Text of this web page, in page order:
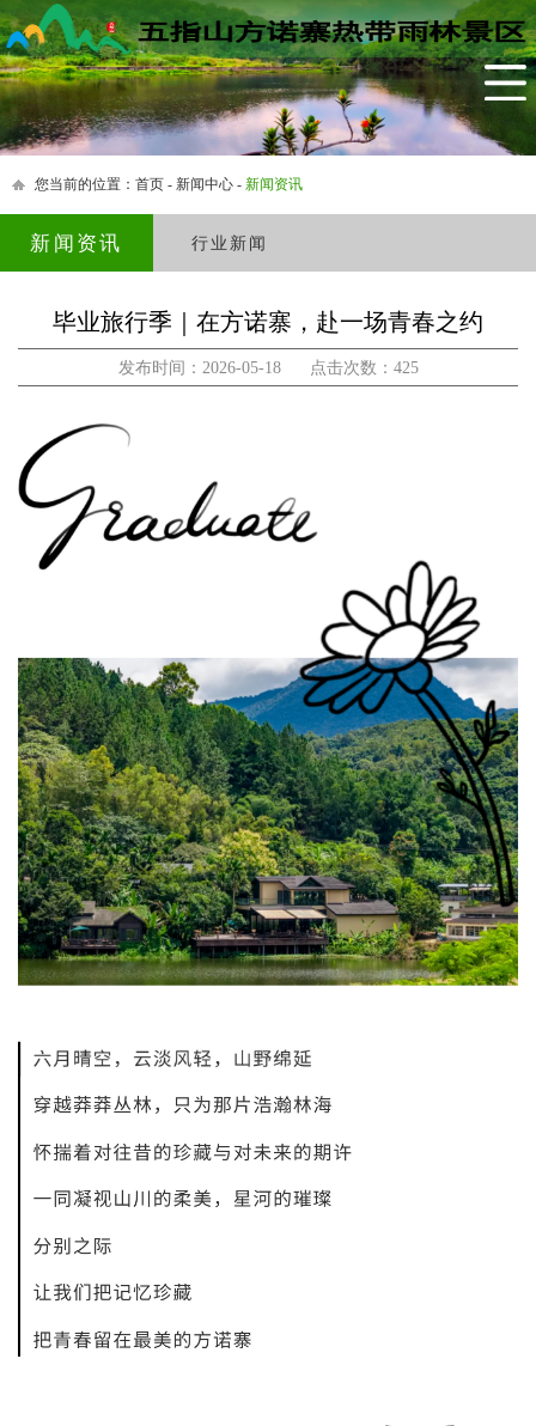
网站首页
景区简介
生态农庄
茶园小镇
黎家美食
四季活动
农村创业创新平台
新闻中心
联系我们
您当前的位置： 首页 - 新闻中心- 新闻资讯
新闻资讯 行业新闻
毕业旅行季｜在方诺寨，赴一场青春之约
发布时间：2026-05-18 点击次数：425